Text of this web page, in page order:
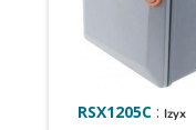
RSX1205C :Izyx